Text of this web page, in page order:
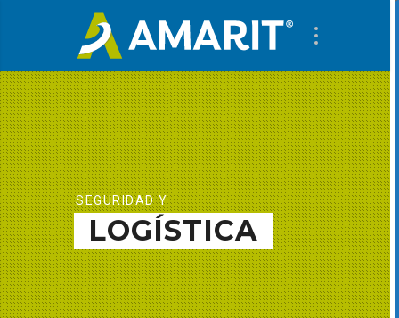
SEGURIDAD Y
LOGÍSTICA